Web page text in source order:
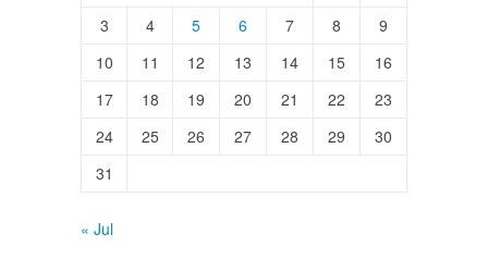
3
4 5 6 7 8
9
10
11 12 13 14 15
16
17
18 19 20 21 22
23
24
25 26 27 28 29
30
31
« Jul